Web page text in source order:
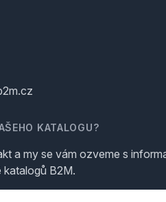
KATALOGU?
a my se vám ozveme s
katalogů B2M.